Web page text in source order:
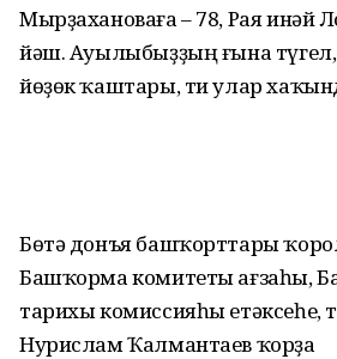
Мырҙа­хановаға – 78, Рая инәй
йәш. Ауылыбыҙҙың ғына
йөҙөк ҡаштары, ти улар
Бөтә донъя башҡорттары
Башҡорма комитеты ағзаһы,
тарихы комиссияһы етәксеһе,
Нурислам Ҡалмантаев ҡорҙа